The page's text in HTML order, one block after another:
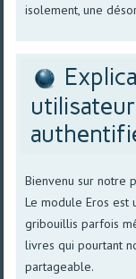
isolement, une
Bienvenu sur notre
Le module Eros est
gribouillis parfois
livres qui pourtant
partageable.